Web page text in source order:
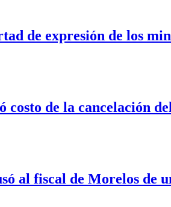
de expresión de los
costo de la cancelación
al fiscal de Morelos de